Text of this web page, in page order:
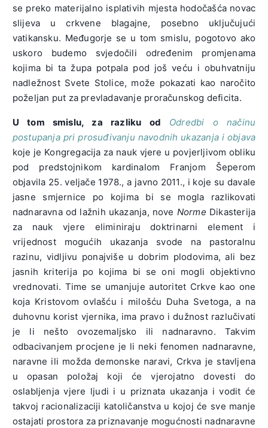
se preko materijalno isplativih mjesta hodočašća novac
slijeva u crkvene blagajne, posebno uključujući
vatikansku. Međugorje se u tom smislu, pogotovo ako
uskoro budemo svjedočili određenim promjenama
kojima bi ta župa potpala pod još veću i obuhvatniju
nadležnost Svete Stolice, može pokazati kao naročito
poželjan put za prevladavanje proračunskog deficita.
U tom smislu, za razliku od
Odredbi o načinu
postupanja pri prosuđivanju navodnih ukazanja i objava
koje je Kongregacija za nauk vjere u povjerljivom obliku
pod predstojnikom kardinalom Franjom Šeperom
objavila 25. veljače 1978., a javno 2011., i koje su davale
jasne smjernice po kojima bi se mogla razlikovati
nadnaravna od lažnih ukazanja, nove Norme Dikasterija
za nauk vjere eliminiraju doktrinarni element i
vrijednost mogućih ukazanja svode na pastoralnu
razinu, vidljivu ponajviše u dobrim plodovima, ali bez
jasnih kriterija po kojima bi se oni mogli objektivno
vrednovati. Time se umanjuje autoritet Crkve kao one
koja Kristovom ovlašću i milošću Duha Svetoga, a na
duhovnu korist vjernika, ima pravo i dužnost razlučivati
je li nešto ovozemaljsko ili nadnaravno. Takvim
odbacivanjem procjene je li neki fenomen nadnaravne,
naravne ili možda demonske naravi, Crkva je stavljena
u opasan položaj koji će vjerojatno dovesti do
oslabljenja vjere ljudi i u priznata ukazanja i vodit će
takvoj racionalizaciji katoličanstva u kojoj će sve manje
ostajati prostora za priznavanje mogućnosti nadnaravne